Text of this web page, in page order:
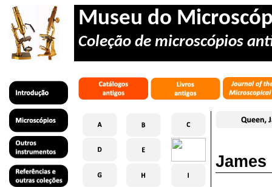
Museu do
Coleção de microscópios
James